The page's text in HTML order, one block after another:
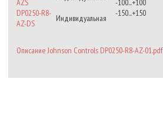
-100...+100
-150...+150
AZS
DP0250-R8-
AZ-DS
Индивидуальная
Описание Johnson Controls DP0250-R8-AZ-01.pdf